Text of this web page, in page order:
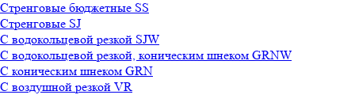
Стренговые бюджетные SS
Стренговые SJ
С водокольцевой резкой SJW
С водокольцевой резкой, коническим шнеком GRNW
С коническим шнеком GRN
С воздушной резкой VR